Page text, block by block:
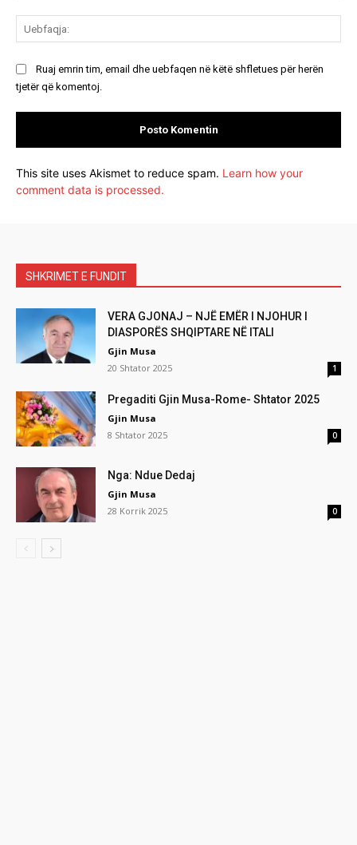
Ruaj emrin tim, email dhe uebfaqen në këtë shfletues për herën
tjetër që komentoj.
This site uses Akismet to reduce spam. Learn how your
comment data is processed.
SHKRIMET E FUNDIT
VERA GJONAJ – NJË EMËR I NJOHUR I
DIASPORËS SHQIPTARE NË ITALI
Gjin Musa
20 Shtator 2025
1
Pregaditi Gjin Musa-Rome- Shtator 2025
Gjin Musa
8 Shtator 2025
0
Nga: Ndue Dedaj
Gjin Musa
28 Korrik 2025
0